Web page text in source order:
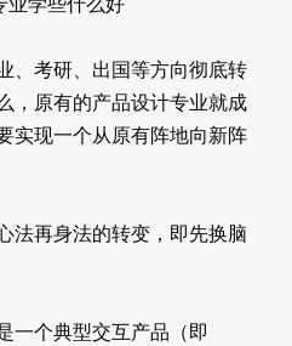
业学些什么好
、考研、出国等方向彻底转
，原有的产品设计专业就成
实现一个从原有阵地向新阵
法再身法的转变，即先换脑
一个典型交互产品（即